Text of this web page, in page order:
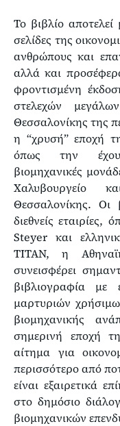
Το βιβλίο
σελίδες της
ανθρώπους και
αλλά και
φροντισμένη
στελεχών
Θεσσαλονίκης της
η “χρυσή” εποχή
όπως την έχουν
βιομηχανικές
Χαλυβουργείο
Θεσσαλονίκης. Οι
διεθνείς
Steyer και
ΤΙΤΑΝ, η
συνεισφέρει
βιβλιογραφία
μαρτυριών
βιομηχανικής
σημερινή εποχή
αίτημα για
περισσότερο από
είναι εξαιρετικά
στο δημόσιο
βιομηχανικών